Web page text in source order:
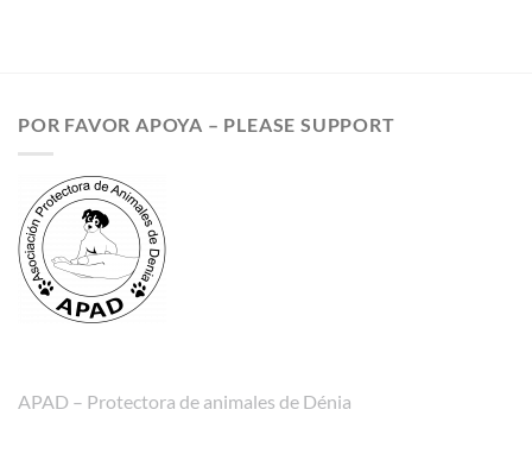
POR FAVOR APOYA – PLEASE SUPPORT
APAD – Protectora de animales de Dénia